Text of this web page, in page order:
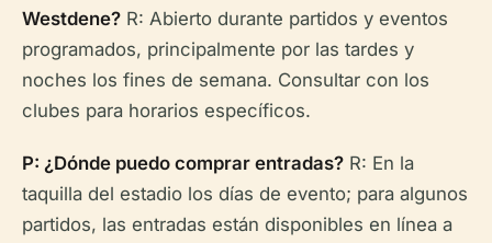
Westdene? R: Abierto durante partidos y eventos
programados, principalmente por las tardes y
noches los fines de semana. Consultar con los
clubes para horarios específicos.
P: ¿Dónde puedo comprar entradas? R: En la
taquilla del estadio los días de evento; para algunos
partidos, las entradas están disponibles en línea a